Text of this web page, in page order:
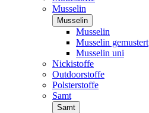
Musselin
Musselin
Musselin
Musselin gemustert
Musselin uni
Nickistoffe
Outdoorstoffe
Polsterstoffe
Samt
Samt